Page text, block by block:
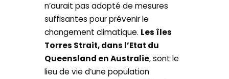
n’aurait pas adopté de mesures
suffisantes pour prévenir le
changement climatique. Les îles
Torres Strait, dans l’Etat du
Queensland en Australie, sont le
lieu de vie d’une population